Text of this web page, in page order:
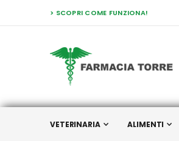
> SCOPRI COME FUNZIONA!
VETERINARIA ALIMENTI